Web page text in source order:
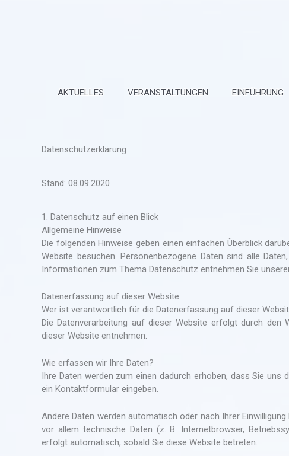
AKTUELLES VERANSTALTUNGEN EINFÜHRUNG
Datenschutzerklärung
Stand: 08.09.2020
1. Datenschutz auf einen Blick
Allgemeine Hinweise
Die folgenden Hinweise geben einen einfachen Überblick
Website besuchen. Personenbezogene Daten sind alle
Informationen zum Thema Datenschutz entnehmen Sie
Datenerfassung auf dieser Website
Wer ist verantwortlich für die Datenerfassung auf dieser
Die Datenverarbeitung auf dieser Website erfolgt durch den
dieser Website entnehmen.
Wie erfassen wir Ihre Daten?
Ihre Daten werden zum einen dadurch erhoben, dass Sie uns
ein Kontaktformular eingeben.
Andere Daten werden automatisch oder nach Ihrer
vor allem technische Daten (z. B. Internetbrowser,
erfolgt automatisch, sobald Sie diese Website betreten.